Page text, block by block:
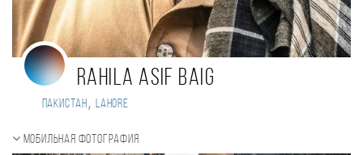
Rahila Asif Baig
Пакистан , Lahore
Мобильная фотография